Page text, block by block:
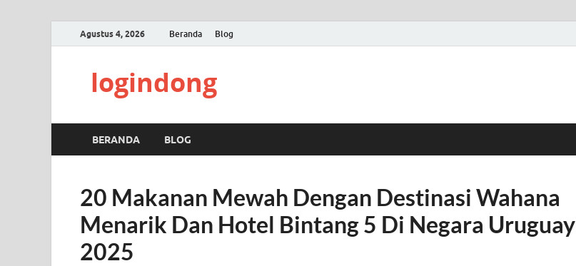
Agustus 4, 2026 Beranda Blog
logindong
BERANDA BLOG
20 Makanan Mewah Dengan Destinasi Wahana
Menarik Dan Hotel Bintang 5 Di Negara Uruguay
2025